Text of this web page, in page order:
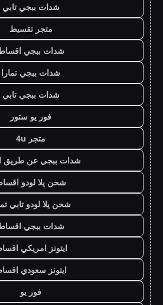
شدات ببجي تابي
متجر تقسيط
شدات ببجي
شدات ببجي تمارا
شدات ببجي تابي
فور يو ستور
متجر 4u
شدات ببجي عن طريق
شحن يلا لودو
شحن يلا لودو تابي
شدات ببجي
ايتونز امريكي
ايتونز سعودي
فور يو